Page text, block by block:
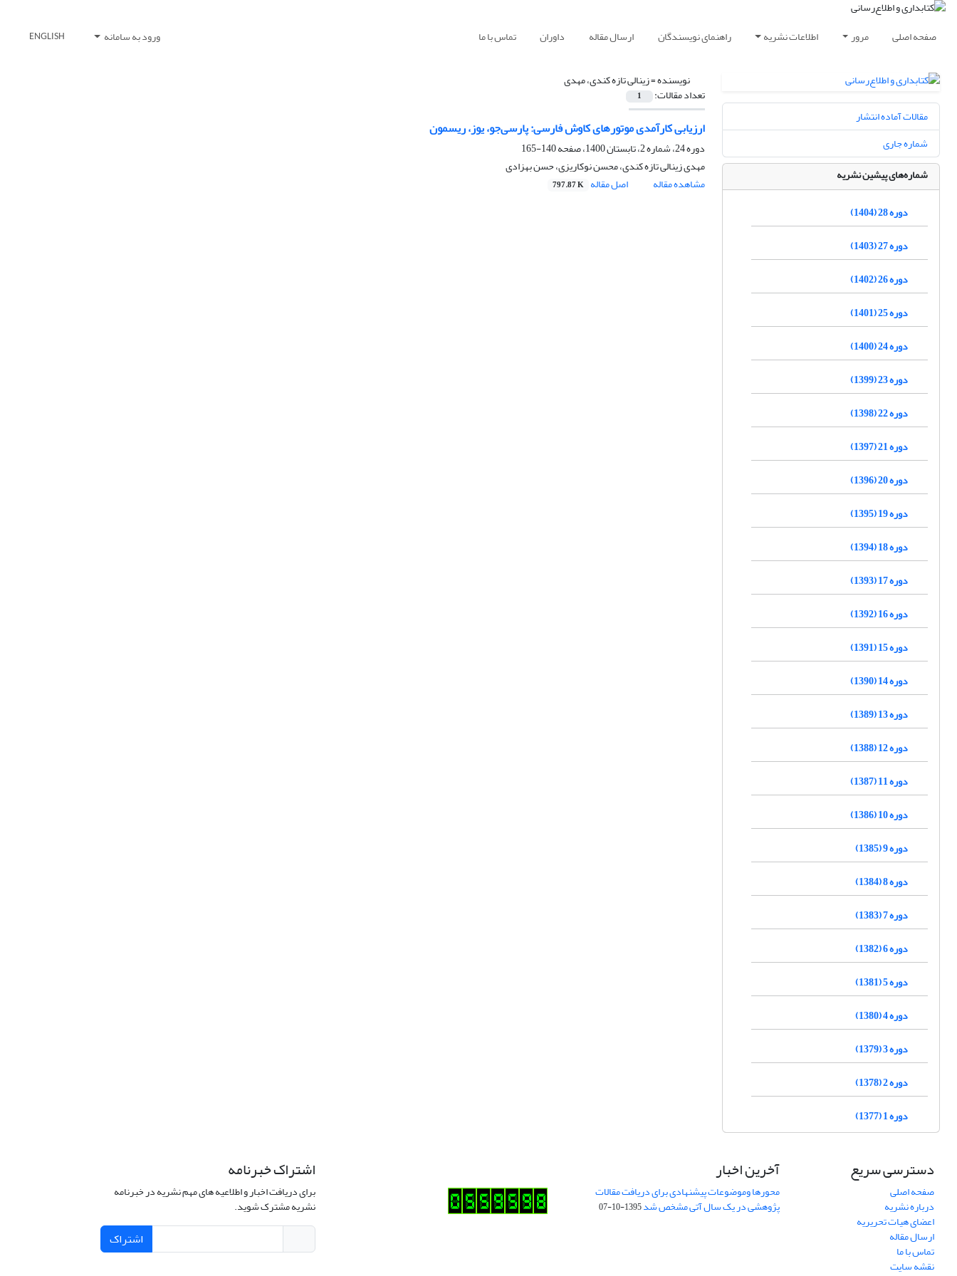
صفحه اصلی مرور اطلاعات نشریه راهنمای نویسندگان ارسال مقاله داوران تماس با ما ورود به سامانه ENGLISH
نویسنده =زینالی تازه کندی، مهدی
تعداد مقالات: 1
ارزیابی کارآمدی موتورهای کاوش فارسی: پارسی‌جو، یوز، ریسمون
دوره 24، شماره 2، تابستان 1400، صفحه
140-165
مهدی زینالی تازه کندی، محسن نوکاریزی، حسن بهزادی
مشاهده مقاله
اصل مقاله 797.87 K
مقالات آماده انتشار
شماره جاری
شماره‌های پیشین نشریه
دوره 28 (1404)
دوره 27 (1403)
دوره 26 (1402)
دوره 25 (1401)
دوره 24 (1400)
دوره 23 (1399)
دوره 22 (1398)
دوره 21 (1397)
دوره 20 (1396)
دوره 19 (1395)
دوره 18 (1394)
دوره 17 (1393)
دوره 16 (1392)
دوره 15 (1391)
دوره 14 (1390)
دوره 13 (1389)
دوره 12 (1388)
دوره 11 (1387)
دوره 10 (1386)
دوره 9 (1385)
دوره 8 (1384)
دوره 7 (1383)
دوره 6 (1382)
دوره 5 (1381)
دوره 4 (1380)
دوره 3 (1379)
دوره 2 (1378)
دوره 1 (1377)
دسترسی سریع
صفحه اصلی
درباره نشریه
اعضای هیات تحریریه
ارسال مقاله
تماس با ما
نقشه سایت
آخرین اخبار
محورها وموضوعات پیشنهادی برای دریافت مقالات
پژوهشی در یک سال آتی مشخص شد1395-10-07
اشتراک خبرنامه
برای دریافت اخبار و اطلاعیه های مهم نشریه در خبرنامه
نشریه مشترک شوید.
اشتراک